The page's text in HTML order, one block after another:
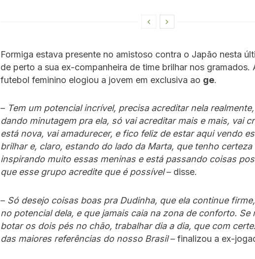
Formiga estava presente no amistoso contra o Japão nesta
de perto a sua ex-companheira de time brilhar nos gramados.
futebol feminino elogiou a jovem em exclusiva ao ge.
– Tem um potencial incrível, precisa acreditar nela
dando minutagem pra ela, só vai acreditar mais e mais, vai
está nova, vai amadurecer, e fico feliz de estar aqui vendo
brilhar e, claro, estando do lado da Marta, que tenho certeza
inspirando muito essas meninas e está passando coisas
que esse grupo acredite que é possível– disse.
– Só desejo coisas boas pra Dudinha, que ela continue
no potencial dela, e que jamais caia na zona de conforto. Se
botar os dois pés no chão, trabalhar dia a dia, que com
das maiores referências do nosso Brasil– finalizou a ex-